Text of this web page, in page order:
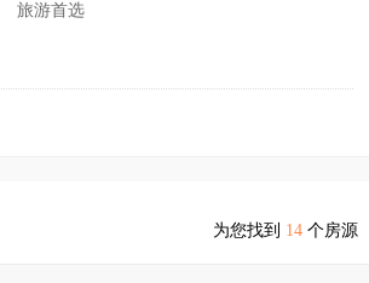
旅游首选
为您找到 14 个房源